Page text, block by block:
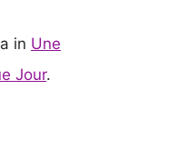
in Une
Jour.